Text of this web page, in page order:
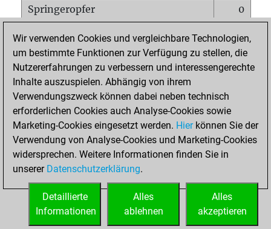
Springeropfer
0
Matt auf vollem Brett
0
Bauer setzt Matt
0
Erstickte Matts
Unterverwandlungen
Türme auf der siebten
0
STARTSEITE
Wir verwenden Cookies und vergleichbare Technologien,
um bestimmte Funktionen zur Verfügung zu stellen, die
Nutzererfahrungen zu verbessern und interessengerechte
Inhalte auszuspielen. Abhängig von ihrem
Verwendungszweck können dabei neben technisch
erforderlichen Cookies auch Analyse-Cookies sowie
Marketing-Cookies eingesetzt werden. Hierkönnen Sie der
Verwendung von Analyse-Cookies und Marketing-Cookies
widersprechen. Weitere Informationen finden Sie in
unserer Datenschutzerklärung.
Alles
akzeptieren
Alles
ablehnen
Detaillierte
Informationen